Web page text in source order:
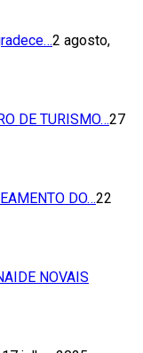
2 agosto,
DE TURISMO…27
DO…22
NOVAIS